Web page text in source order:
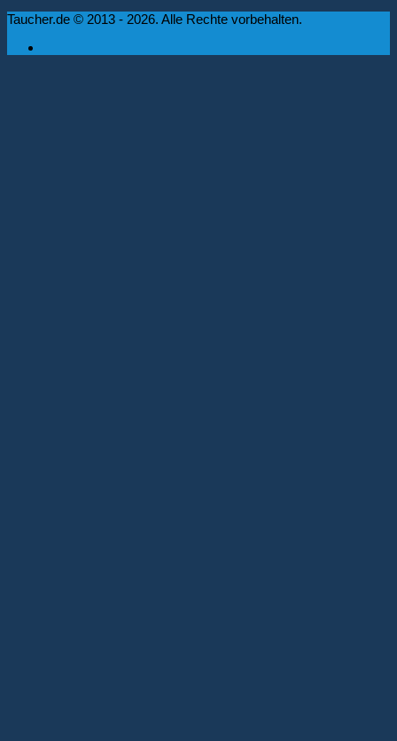
Taucher.de © 2013 - 2026. Alle Rechte vorbehalten.